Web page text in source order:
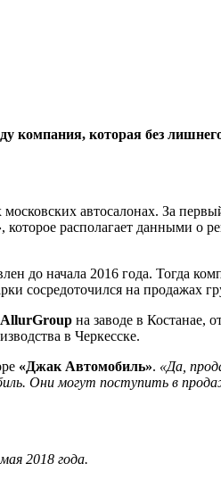
компания, которая без
автосалонах. За
, которое располагает данными о
до начала 2016 года. Тогда
сосредоточился на продажах
AllurGroup на заводе в Костанае,
в Черкесске.
«Джак Автомобиль». «Да,
Они могут поступить в
2018 года.